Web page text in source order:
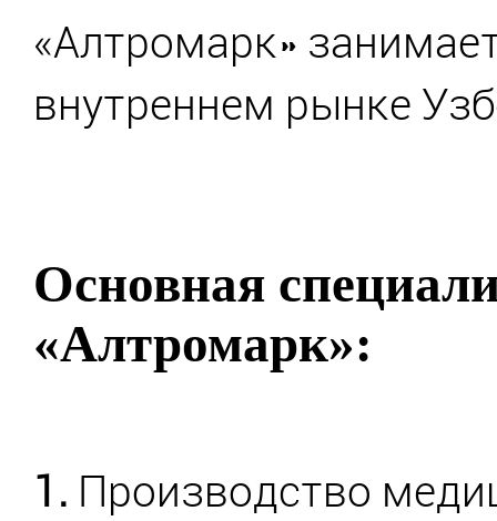
«Алтромарк»
внутреннем рынке
Основная
«Алтромарк»:
1. Производство